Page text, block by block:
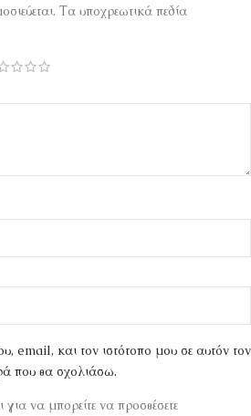
Τα υποχρεωτικά πεδία
email, και τον ιστότοπο μου σε αυτόν τον
που θα σχολιάσω.
για να μπορείτε να προσθέσετε